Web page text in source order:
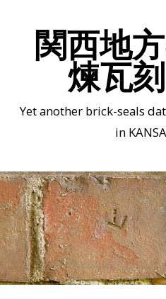
関西地
煉瓦
Yet another brick-seals
in